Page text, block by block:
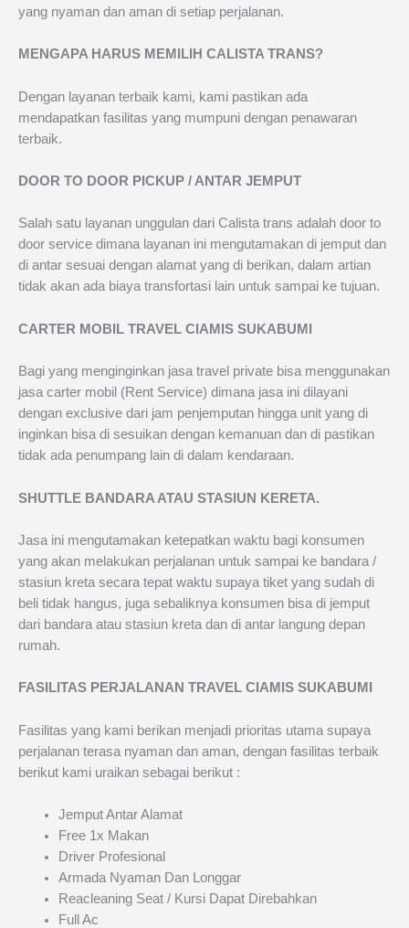
yang nyaman dan aman di setiap perjalanan.
MENGAPA HARUS MEMILIH CALISTA TRANS?
Dengan layanan terbaik kami, kami pastikan ada
mendapatkan fasilitas yang mumpuni dengan penawaran
terbaik.
DOOR TO DOOR PICKUP / ANTAR JEMPUT
Salah satu layanan unggulan dari Calista trans adalah door to
door service dimana layanan ini mengutamakan di jemput dan
di antar sesuai dengan alamat yang di berikan, dalam artian
tidak akan ada biaya transfortasi lain untuk sampai ke tujuan.
CARTER MOBIL TRAVEL CIAMIS SUKABUMI
Bagi yang menginginkan jasa travel private bisa menggunakan
jasa carter mobil (Rent Service) dimana jasa ini dilayani
dengan exclusive dari jam penjemputan hingga unit yang di
inginkan bisa di sesuikan dengan kemanuan dan di pastikan
tidak ada penumpang lain di dalam kendaraan.
SHUTTLE BANDARA ATAU STASIUN KERETA.
Jasa ini mengutamakan ketepatkan waktu bagi konsumen
yang akan melakukan perjalanan untuk sampai ke bandara /
stasiun kreta secara tepat waktu supaya tiket yang sudah di
beli tidak hangus, juga sebaliknya konsumen bisa di jemput
dari bandara atau stasiun kreta dan di antar langung depan
rumah.
FASILITAS PERJALANAN TRAVEL CIAMIS SUKABUMI
Fasilitas yang kami berikan menjadi prioritas utama supaya
perjalanan terasa nyaman dan aman, dengan fasilitas terbaik
berikut kami uraikan sebagai berikut :
Jemput Antar Alamat
Free 1x Makan
Driver Profesional
Armada Nyaman Dan Longgar
Reacleaning Seat / Kursi Dapat Direbahkan
Full Ac